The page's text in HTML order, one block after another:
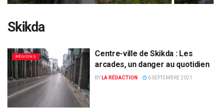
Skikda
RÉGIONS
Centre-ville de Skikda : Les
arcades, un danger au quotidien
BY LA RÉDACTION 6 SEPTEMBRE 2021